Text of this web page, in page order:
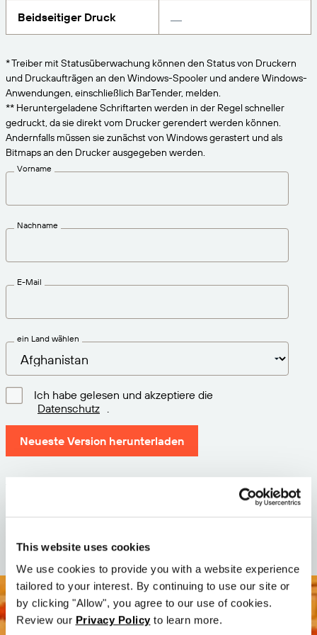
This website uses cookies
We use cookies to provide you with a website experience
tailored to your interest. By continuing to use our site or
by clicking "Allow", you agree to our use of cookies.
Review our Privacy Policy to learn more.
PRODUKT
Preise
Kostenlos testen
Technische Daten
Produktregistrierung
Unterstützte Standards
Amazon Transparency
Lösungsübersicht
VERBINDEN
Karriere
Nachrichten
Reifegradmodell für Etikettierung und
Erhalten Sie die Unterstützung, die Ihren
Beidseitiger Druck
* Treiber mit Statusüberwachung können den Status von Druckern
und Druckaufträgen an den Windows-Spooler und andere Windows-
Anwendungen, einschließlich BarTender, melden.
** Heruntergeladene Schriftarten werden in der Regel schneller
gedruckt, da sie direkt vom Drucker gerendert werden können.
Andernfalls müssen sie zunächst von Windows gerastert und als
Bitmaps an den Drucker ausgegeben werden.
Vorname
Nachname
E-Mail
ein Land wählen
Ich habe gelesen und akzeptiere die
Datenschutz
Neueste Version herunterladen
Datum: 2026-05-05